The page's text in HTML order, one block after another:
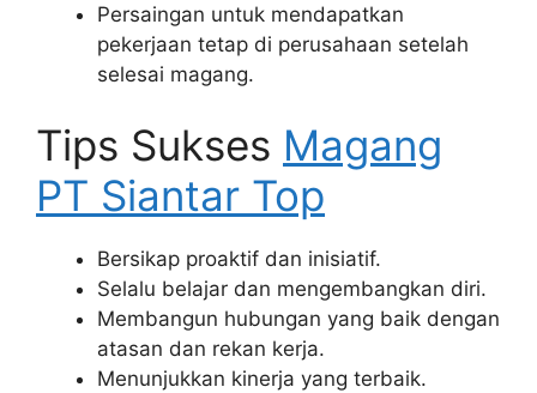
Persaingan untuk mendapatkan
pekerjaan tetap di perusahaan setelah
selesai magang.
Tips Sukses Magang
PT Siantar Top
Bersikap proaktif dan inisiatif.
Selalu belajar dan mengembangkan diri.
Membangun hubungan yang baik dengan
atasan dan rekan kerja.
Menunjukkan kinerja yang terbaik.